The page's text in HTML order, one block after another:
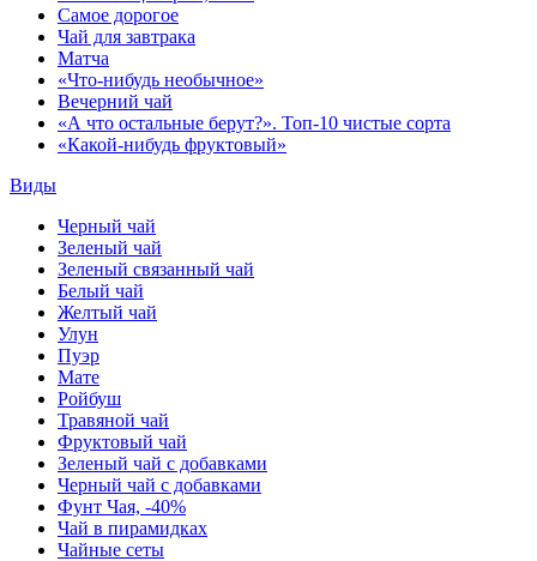
Самое дорогое
Чай для завтрака
Матча
«Что-нибудь необычное»
Вечерний чай
«А что остальные берут?». Топ-10 чистые сорта
«Какой-нибудь фруктовый»
Виды
Черный чай
Зеленый чай
Зеленый связанный чай
Белый чай
Желтый чай
Улун
Пуэр
Мате
Ройбуш
Травяной чай
Фруктовый чай
Зеленый чай с добавками
Черный чай с добавками
Фунт Чая, -40%
Чай в пирамидках
Чайные сеты